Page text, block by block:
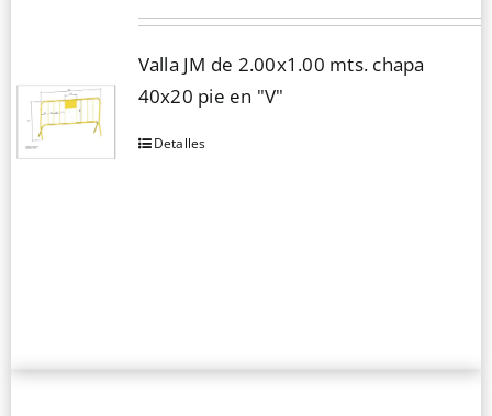
Valla JM de 2.00x1.00 mts. chapa
40x20 pie en "V"
Detalles